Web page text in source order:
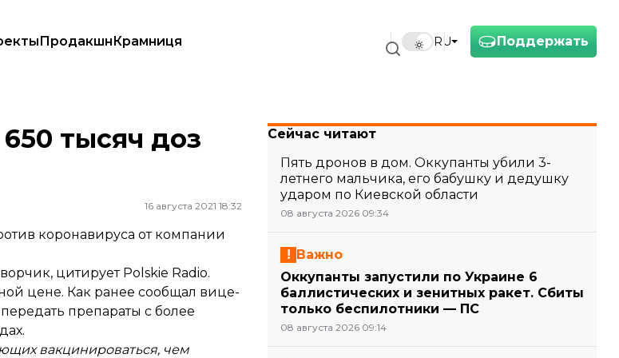
Поддержать
RU
ПродакшнКрамниця
тысяч доз
16 августа 2021 18:32
коронавируса от компании
цитируетPolskie Radio.
цене. Как ранее сообщал вице-
препараты с более
вакцинироваться, чем
Сейчас читают
Пять дронов в дом. Оккупанты убили 3-
летнего мальчика, его бабушку и дедушку
ударом по Киевской области
08 августа 2026 09:34
Важно
Оккупанты запустили по Украине 6
баллистических и зенитных ракет. Сбиты
только беспилотники — ПС
08 августа 2026 09:14